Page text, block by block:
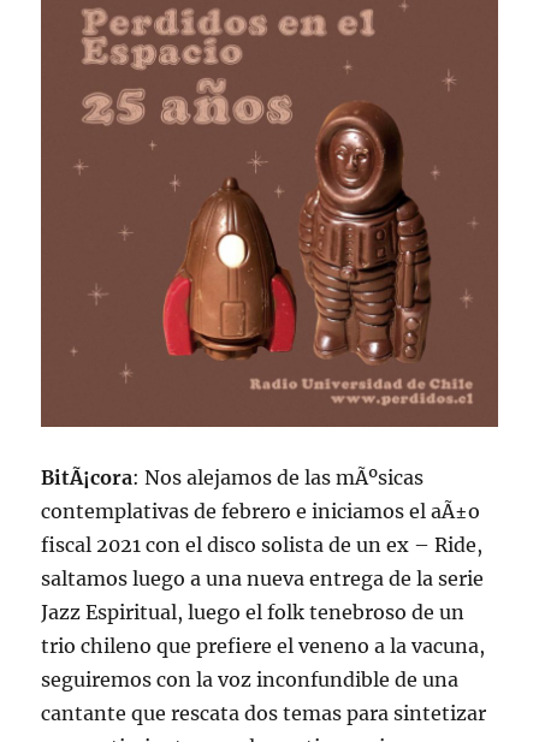
BitÃ¡cora: Nos alejamos de las mÃºsicas
contemplativas de febrero e iniciamos el aÃ±o
fiscal 2021 con el disco solista de un ex – Ride,
saltamos luego a una nueva entrega de la serie
Jazz Espiritual, luego el folk tenebroso de un
trio chileno que prefiere el veneno a la vacuna,
seguiremos con la voz inconfundible de una
cantante que rescata dos temas para sintetizar